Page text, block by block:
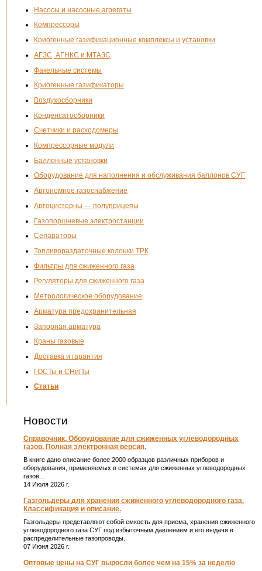
Насосы и насосные агрегаты
Компрессоры
Криогенные газификационные комплексы и установки
АГЗС, АГНКС и МТАЗС
Факельные системы
Криогенные газификаторы
Воздухосборники
Конденсатосборники
Счетчики и расходомеры
Компрессорные модули
Баллонные установки
Оборудование для наполнения и обслуживания баллонов СУГ
Автономное газоснабжение
Автоцистерны — полуприцепы
Газопоршневые электростанции
Сепараторы
Топливораздаточные колонки ТРК
Фильтры для сжиженного газа
Регуляторы для сжиженного газа
Метрологическое оборудование
Арматура предохранительная
Запорная арматура
Краны газовые
Доставка и гарантия
ГОСТы и СНиПы
Статьи
Новости
Справочник. Оборудование для сжиженных углеводородных
газов. Полная электронная версия.
В книге дано описание более 2000 образцов различных приборов и
оборудования, применяемых в системах для сжиженных углеводородных
газов...
14 Июля 2026 г.
Газгольдеры для хранения сжиженного углеводородного газа.
Классификация и описание.
Газгольдеры представляют собой емкость для приема, хранения сжиженного
углеводородного газа СУГ под избыточным давлением и его выдачи в
распределительные газопроводы.
07 Июня 2026 г.
Оптовые цены на СУГ выросли более чем на 15% за неделю